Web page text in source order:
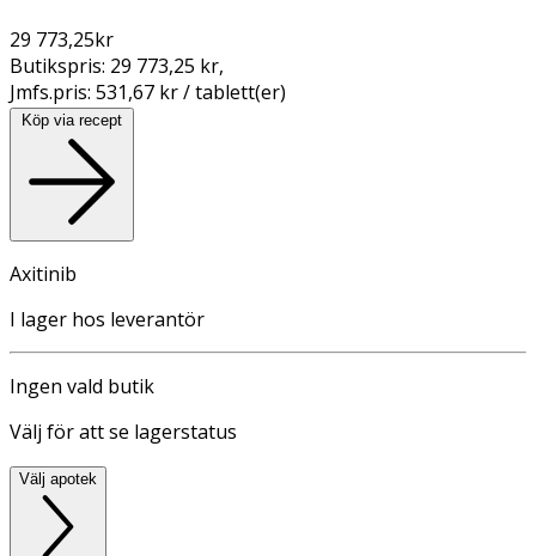
29 773,25kr
Butikspris: 29 773,25 kr,
Jmfs.pris: 531,67 kr / tablett(er)
Köp via recept
Axitinib
I lager hos leverantör
Ingen vald butik
Välj för att se lagerstatus
Välj apotek